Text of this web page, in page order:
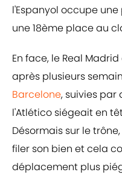
l'Espanyol occupe
une 18ème place au
En face, le Real
après plusieurs
Barcelone, suivies par
l'Atlético siégeait en
Désormais sur le
filer son bien et cela
déplacement plus